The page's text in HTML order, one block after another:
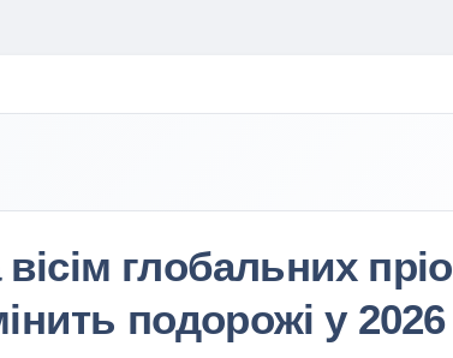
глобальних
подорожі у 2026